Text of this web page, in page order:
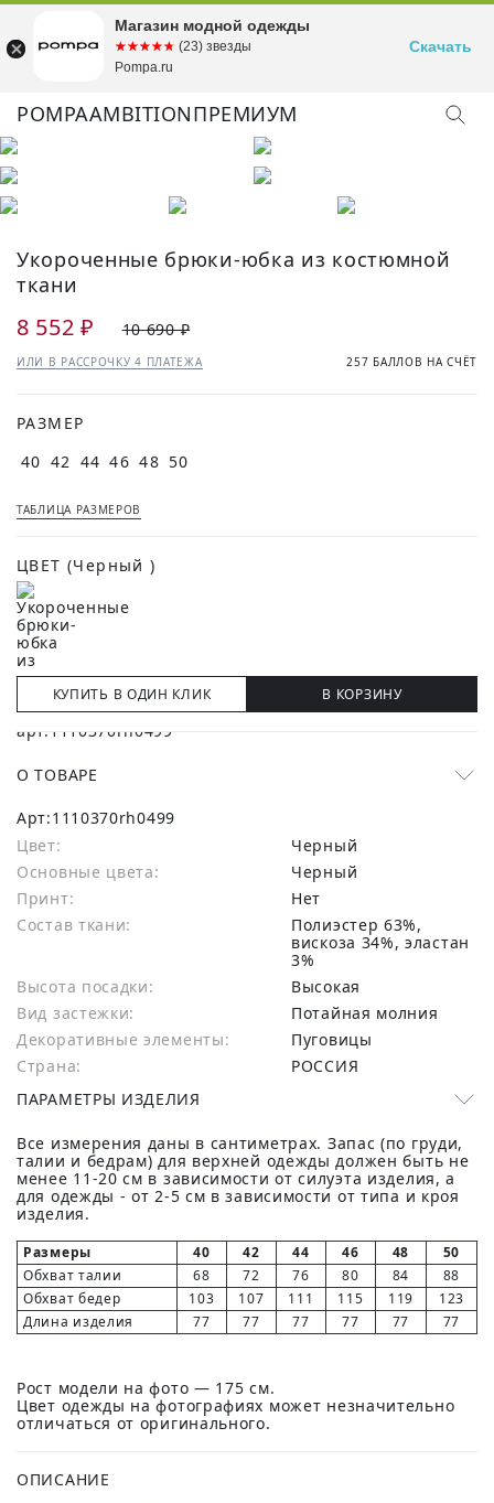
POMPAAMBITIONПРЕМИУМ
Укороченные брюки-юбка из костюмной
ткани
8 552 ₽ 10 690 ₽
ИЛИ В РАССРОЧКУ 4 ПЛАТЕЖА 257 БАЛЛОВ НА СЧЁТ
РАЗМЕР
40 42 44 46 48 50
ТАБЛИЦА РАЗМЕРОВ
ЦВЕТ (Черный )
КУПИТЬ В ОДИН КЛИК В КОРЗИНУ
О ТОВАРЕ
Арт:1110370rh0499
Цвет:
Черный
Основные цвета:
черный
Принт:
Нет
Состав ткани:
полиэстер 63%,
вискоза 34%, эластан
3%
Высота посадки:
Высокая
Вид застежки:
Потайная молния
Декоративные элементы:
Пуговицы
Страна:
РОССИЯ
ПАРАМЕТРЫ ИЗДЕЛИЯ
Все измерения даны в сантиметрах. Запас (по груди,
талии и бедрам) для верхней одежды должен быть не
менее 11-20 см в зависимости от силуэта изделия, а
для одежды - от 2-5 см в зависимости от типа и кроя
изделия.
Размеры 40 42 44 46 48
50
Обхват талии
68 72 76 80 84
88
Обхват бедер
103 107 111 115 119
123
Длина изделия
77 77 77 77 77 77
Рост модели на фото — 175 см.
Цвет одежды на фотографиях может незначительно
отличаться от оригинального.
ОПИСАНИЕ
Магазин модной одежды
☆☆☆☆☆
★★★★★ (23) звезды
Pompa.ru
Скачать